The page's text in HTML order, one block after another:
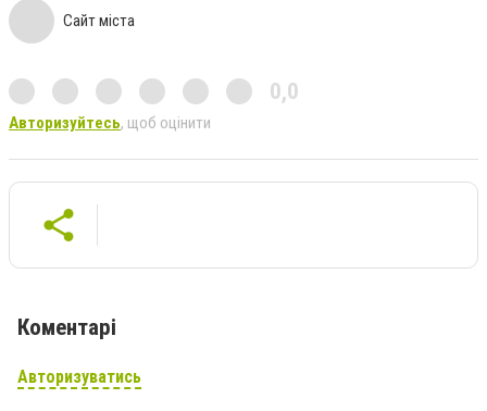
Сайт міста
0,0
Авторизуйтесь, щоб оцінити
Коментарі
Авторизуватись